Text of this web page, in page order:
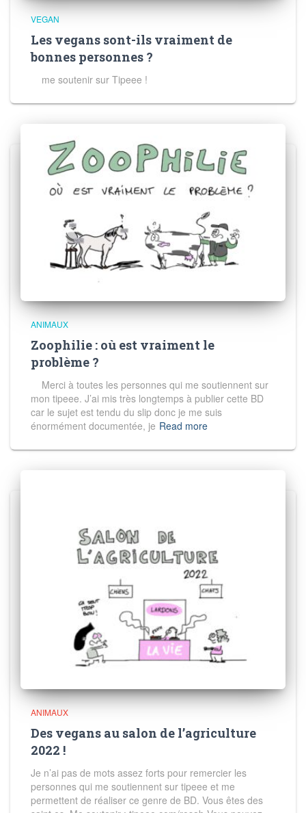
VEGAN
Les vegans sont-ils vraiment de
bonnes personnes ?
me soutenir sur Tipeee !
ANIMAUX
Zoophilie : où est vraiment le
problème ?
Merci à toutes les personnes qui me soutiennent sur
mon tipeee. J’ai mis très longtemps à publier cette BD
car le sujet est tendu du slip donc je me suis
énormément documentée, je Read more
ANIMAUX
Des vegans au salon de l’agriculture
2022 !
Je n’ai pas de mots assez forts pour remercier les
personnes qui me soutiennent sur tipeee et me
permettent de réaliser ce genre de BD. Vous êtes des